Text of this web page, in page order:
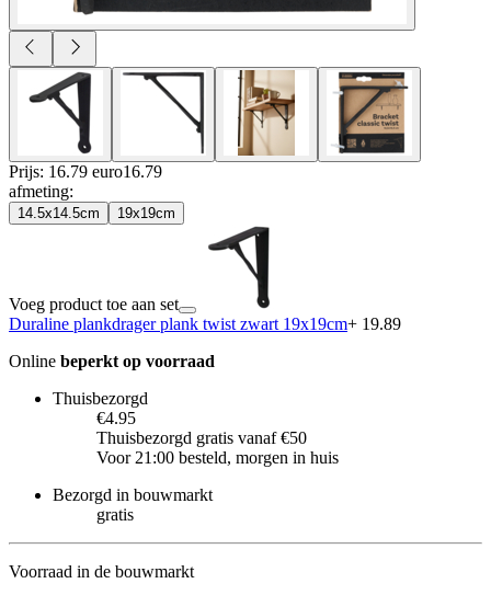
Prijs: 16.79 euro16.79
afmeting:
14.5x14.5cm 19x19cm
Voeg product toe aan set
Duraline plankdrager plank twist zwart 19x19cm+ 19.89
Online beperkt op voorraad
Thuisbezorgd
€4.95
Thuisbezorgd gratis vanaf €50
Voor 21:00 besteld, morgen in huis
Bezorgd in bouwmarkt
gratis
Voorraad in de bouwmarkt